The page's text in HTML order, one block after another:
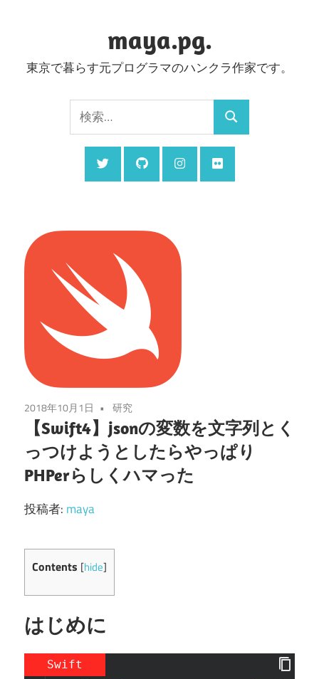
ン
maya.pg.
東京で暮らす元プログラマのハンクラ作家です。
索:
検
索
2018年10月1日 研究
【Swift4】jsonの変数を文字列とく
っつけようとしたらやっぱり
PHPerらしくハマった
投稿者: maya
Contents [hide]
はじめに
Swift